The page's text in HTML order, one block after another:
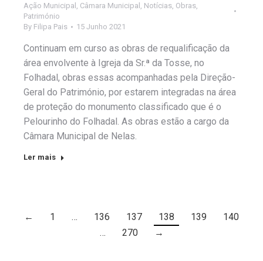
Ação Municipal Câmara Municipal Notícias Obras
Património
By Filipa Pais 15 Junho 2021
Continuam em curso as obras de requalificação da
área envolvente à Igreja da Sr.ª da Tosse, no
Folhadal, obras essas acompanhadas pela Direção-
Geral do Património, por estarem integradas na área
de proteção do monumento classificado que é o
Pelourinho do Folhadal. As obras estão a cargo da
Câmara Municipal de Nelas.
Ler mais
← 1 … 136 137 138 139
140
…
270 →